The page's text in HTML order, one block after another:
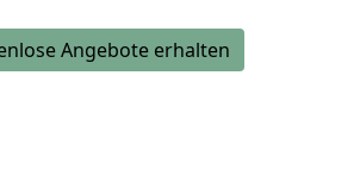
Angebote erhalten